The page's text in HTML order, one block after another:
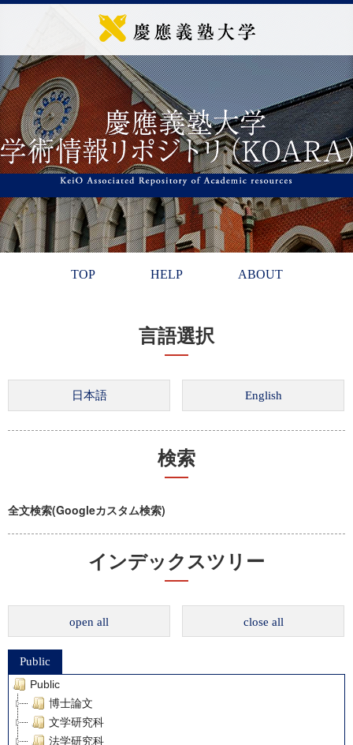
TOP HELP ABOUT
言語選択
検索
全文検索(Googleカスタム検索)
インデックスツリー
open all close all
Public
Public
博士論文
文学研究科
法学研究科